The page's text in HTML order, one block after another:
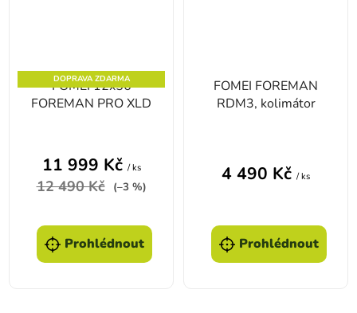
DOPRAVA ZDARMA
FOMEI 12x56
FOREMAN PRO XLD
11 999 Kč / ks
12 490 Kč (–3 %)
Prohlédnout
FOMEI FOREMAN
RDM3, kolimátor
4 490 Kč / ks
Prohlédnout